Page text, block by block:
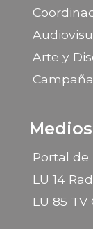
Arte y
Portal de
LU 14
LU 85 TV